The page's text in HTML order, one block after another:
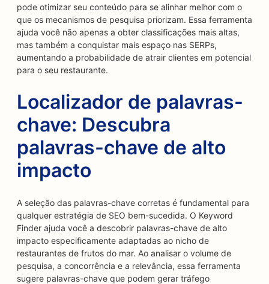
pode otimizar seu conteúdo para se alinhar melhor com o
que os mecanismos de pesquisa priorizam. Essa ferramenta
ajuda você não apenas a obter classificações mais altas,
mas também a conquistar mais espaço nas SERPs,
aumentando a probabilidade de atrair clientes em potencial
para o seu restaurante.
Localizador de palavras-
chave: Descubra
palavras-chave de alto
impacto
A seleção das palavras-chave corretas é fundamental para
qualquer estratégia de SEO bem-sucedida. O Keyword
Finder ajuda você a descobrir palavras-chave de alto
impacto especificamente adaptadas ao nicho de
restaurantes de frutos do mar. Ao analisar o volume de
pesquisa, a concorrência e a relevância, essa ferramenta
sugere palavras-chave que podem gerar tráfego